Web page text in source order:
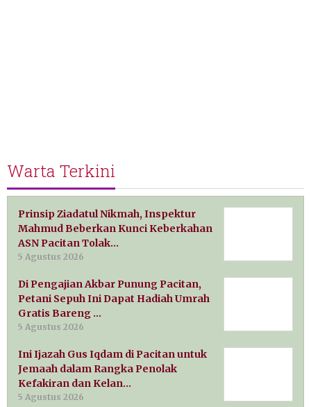
Warta Terkini
Prinsip Ziadatul Nikmah, Inspektur
Mahmud Beberkan Kunci Keberkahan
ASN Pacitan Tolak…
5 Agustus 2026
Di Pengajian Akbar Punung Pacitan,
Petani Sepuh Ini Dapat Hadiah Umrah
Gratis Bareng …
5 Agustus 2026
Ini Ijazah Gus Iqdam di Pacitan untuk
Jemaah dalam Rangka Penolak
Kefakiran dan Kelan…
5 Agustus 2026